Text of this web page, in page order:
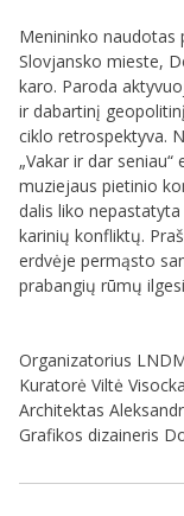
Menininko naudotas
Slovjansko mieste,
karo. Paroda
ir dabartinį
ciklo retrospektyva.
„Vakar ir dar
muziejaus pietinio
dalis liko
karinių konfliktų.
erdvėje permąsto
prabangių rūmų
Organizatorius
Kuratorė Viltė
Architektas
Grafikos dizaineris